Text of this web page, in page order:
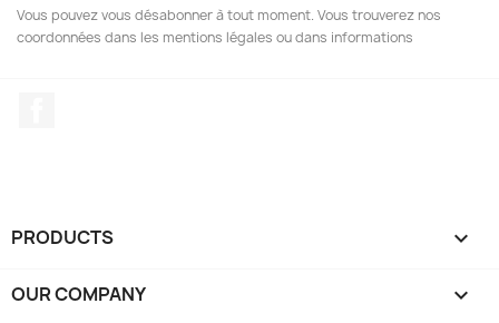
Vous pouvez vous désabonner à tout moment. Vous trouverez nos
coordonnées dans les mentions légales ou dans informations
PRODUCTS 
OUR COMPANY 